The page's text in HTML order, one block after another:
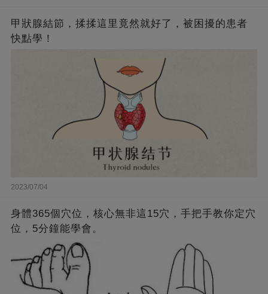
甲狀腺結節，揉揉這里竟然就好了，被困擾的患者
快點學！
2023/07/04
身體365個穴位，核心無非這15穴，手把手教你定穴
位，5分鐘能學會。